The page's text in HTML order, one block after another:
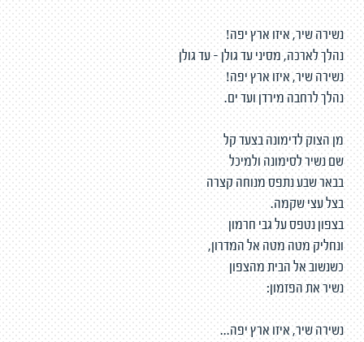
נשירה שיר, איזו ארץ יפה!
נהלך לארכה, מסיני עד גולן - עד גולן
נשירה שיר, איזו ארץ יפה!
נהלך לרחבה מירדן ועד ים.
מן הצוק לדימונה בצעד קל
שם נשיר לסימונה ולמיכל
בבאר שבע נתפס מנוחה קצרה
בצל עצי שקמה.
בצפון נטפס על גבי חרמון
ונחליק מטה מטה אל המדרון,
כשנשוב אל הבית מהצפון
נשיר את הפזמון:
נשירה שיר, איזו ארץ יפה...